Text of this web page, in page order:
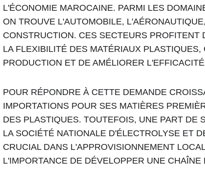
L'ÉCONOMIE MAROCAINE. PARMI LES
ON TROUVE L'AUTOMOBILE,
CONSTRUCTION. CES SECTEURS
LA FLEXIBILITÉ DES MATÉRIAUX
PRODUCTION ET DE AMÉLIORER
POUR RÉPONDRE À CETTE DEMANDE
IMPORTATIONS POUR SES MATIÈRES
DES PLASTIQUES. TOUTEFOIS, UNE PART DE
LA SOCIÉTÉ NATIONALE D'ÉLECTROLYSE ET
CRUCIAL DANS L'APPROVISIONNEMENT
L'IMPORTANCE DE DÉVELOPPER UNE